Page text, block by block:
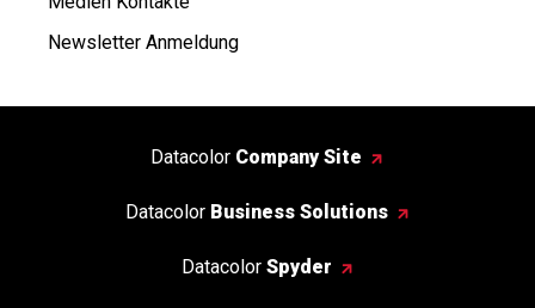
Newsletter Anmeldung
Datacolor Company Site
Datacolor Business Solutions
Datacolor Spyder